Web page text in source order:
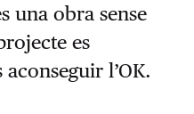
una obra sense
es
l’OK.